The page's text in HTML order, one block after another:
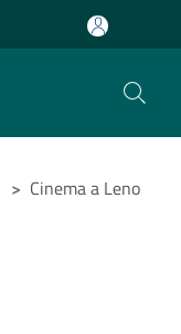
> Cinema a Leno